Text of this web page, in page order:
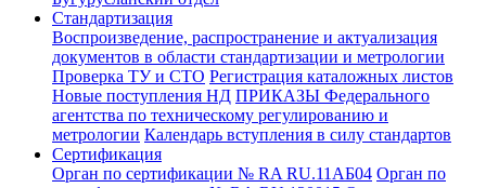
Стандартизация
Воспроизведение, распространение и актуализация
документов в области стандартизации и метрологии
Проверка ТУ и СТО Регистрация каталожных листов
Новые поступления НД ПРИКАЗЫ Федерального
агентства по техническому регулированию и
метрологии Календарь вступления в силу стандартов
Сертификация
Орган по сертификации № RA RU.11АБ04 Орган по